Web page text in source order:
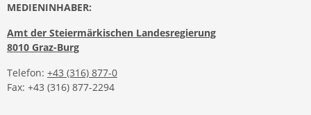
MEDIENINHABER:
Amt der Steiermärkischen Landesregierung
8010 Graz-Burg
Telefon: +43 (316) 877-0
Fax: +43 (316) 877-2294